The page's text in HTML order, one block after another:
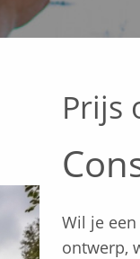
Prijs
Wil je
ontwerp,